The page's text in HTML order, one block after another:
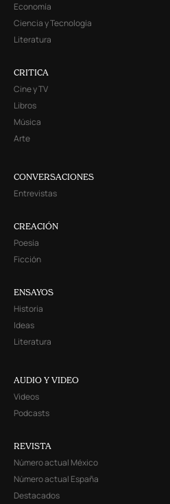
Economía
Ciencia y Tecnología
Literatura
CRITICA
Cine y TV
Libros
Música
Arte
CONVERSACIONES
Entrevistas
CREACIÓN
Poesía
Ficción
ENSAYOS
Historia
Ideas
Literatura
AUDIO Y VIDEO
Videos
Podcasts
REVISTA
Número actual México
Número actual España
Destacados